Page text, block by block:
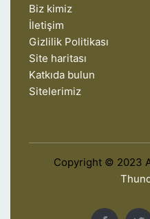
Biz kimiz
İletişim
Gizlilik Politikası
Site haritası
Katkıda bulun
Sitelerimiz
Copyright © 2023